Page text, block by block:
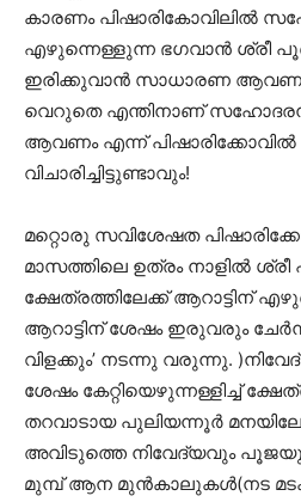
കാരണം പിഷാരികോവിലിൽ
എഴുന്നെള്ളുന്ന ഭഗവാൻ ശ്രീ
ഇരിക്കുവാൻ സാധാരണ
വെറുതെ എന്തിനാണ്
ആവണം എന്ന് പിഷാരിക്കോവിൽ
വിചാരിച്ചിട്ടുണ്ടാവും!
മറ്റൊരു സവിശേഷത
മാസത്തിലെ ഉത്രം നാളിൽ
ക്ഷേത്രത്തിലേക്ക് ആറാട്ടിന്
ആറാട്ടിന് ശേഷം ഇരുവരും
വിളക്കും’ നടന്നു വരുന്നു.
ശേഷം കേറ്റിയെഴുന്നള്ളിച്ച്
തറവാടായ പുലിയന്നൂർ
അവിടുത്തെ നിവേദ്യവും
മുമ്പ് ആന മുൻകാലുകൾ(നട